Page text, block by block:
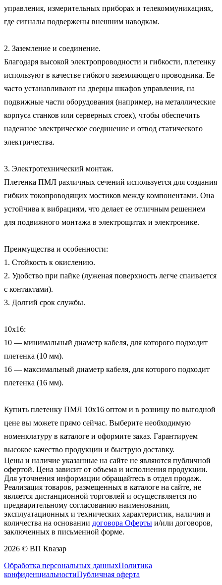
управления, измерительных приборах и телекоммуникациях,
где сигналы подвержены внешним наводкам.
2. Заземление и соединение.
Благодаря высокой электропроводности и гибкости, плетенку
используют в качестве гибкого заземляющего проводника. Ее
часто устанавливают на дверцы шкафов управления, на
подвижные части оборудования (например, на металлические
корпуса станков или серверных стоек), чтобы обеспечить
надежное электрическое соединение и отвод статического
электричества.
3. Электротехнический монтаж.
Плетенка ПМЛ различных сечений используется для создания
гибких токопроводящих мостиков между компонентами. Она
устойчива к вибрациям, что делает ее отличным решением
для подвижного монтажа в электрощитах и электронике.
Преимущества и особенности:
1. Стойкость к окислению.
2. Удобство при пайке (луженая поверхность легче спаивается
с контактами).
3. Долгий срок службы.
10х16:
10 — минимальный диаметр кабеля, для которого подходит
плетенка (10 мм).
16 — максимальный диаметр кабеля, для которого подходит
плетенка (16 мм).
Купить плетенку ПМЛ 10х16 оптом и в розницу по выгодной
цене вы можете прямо сейчас. Выберите необходимую
номенклатуру в каталоге и оформите заказ. Гарантируем
высокое качество продукции и быструю доставку.
Цены и наличие указанные на сайте не являются публичной
офертой. Цена зависит от объема и исполнения продукции.
Для уточнения информации обращайтесь в отдел продаж.
Реализация товаров, размещенных в каталоге на сайте, не
является дистанционной торговлей и осуществляется по
предварительному согласованию наименования,
эксплуатационных и технических характеристик, наличия и
количества на основании договора Оферты и/или договоров,
заключенных в письменной форме.
2026 © ВП Квазар
Обработка персональных данныхПолитика
конфиденциальностиПубличная оферта